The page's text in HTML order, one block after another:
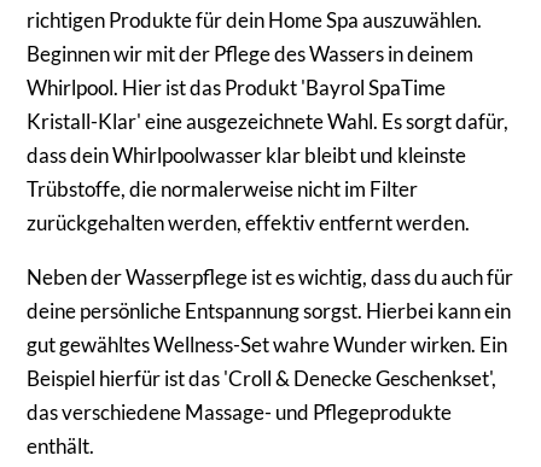
richtigen Produkte für dein Home Spa auszuwählen.
Beginnen wir mit der Pflege des Wassers in deinem
Whirlpool. Hier ist das Produkt 'Bayrol SpaTime
Kristall-Klar' eine ausgezeichnete Wahl. Es sorgt dafür,
dass dein Whirlpoolwasser klar bleibt und kleinste
Trübstoffe, die normalerweise nicht im Filter
zurückgehalten werden, effektiv entfernt werden.
Neben der Wasserpflege ist es wichtig, dass du auch für
deine persönliche Entspannung sorgst. Hierbei kann ein
gut gewähltes Wellness-Set wahre Wunder wirken. Ein
Beispiel hierfür ist das 'Croll & Denecke Geschenkset',
das verschiedene Massage- und Pflegeprodukte
enthält.